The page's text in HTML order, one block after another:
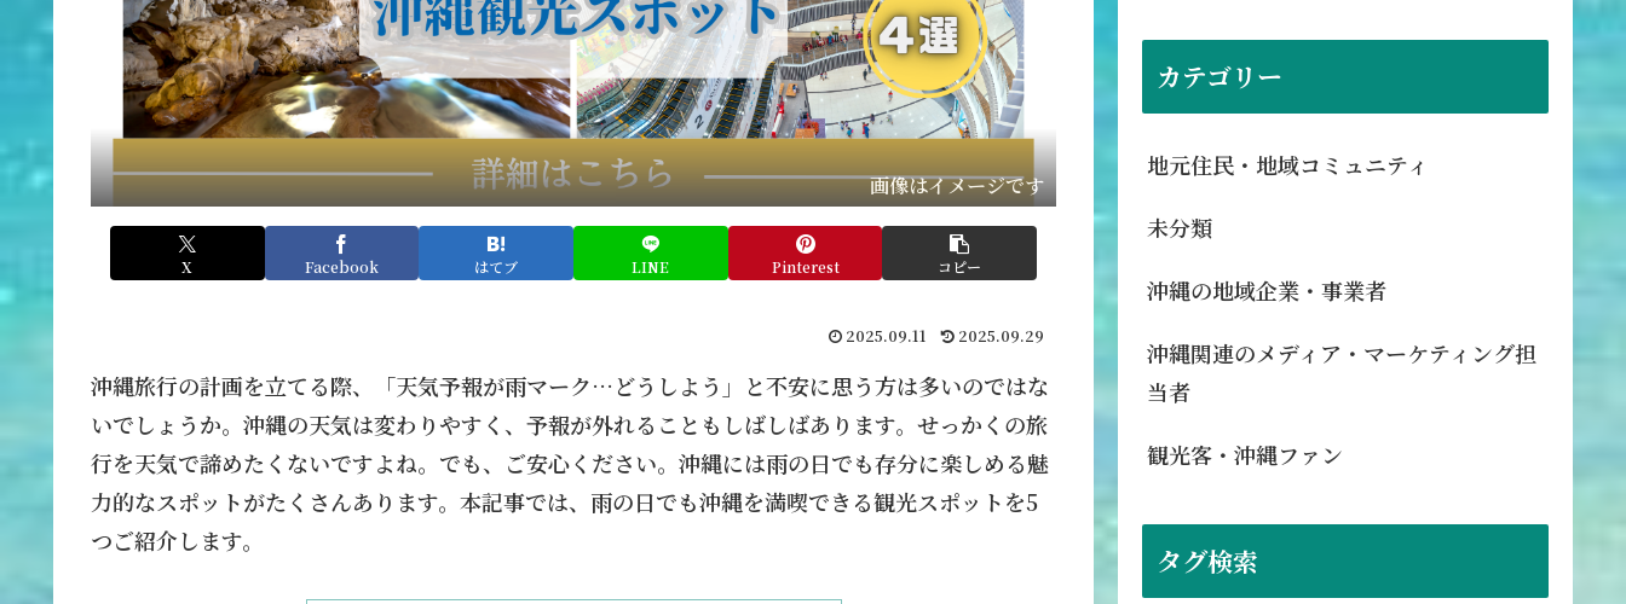
画像はイメージです
X Facebook はてブ LINE Pinterest コピー
2025.09.11 2025.09.29
沖縄旅行の計画を立てる際、「天気予報が雨マーク…どうしよう」と不安に思う方は多いのではな
いでしょうか。沖縄の天気は変わりやすく、予報が外れることもしばしばあります。せっかくの旅
行を天気で諦めたくないですよね。でも、ご安心ください。沖縄には雨の日でも存分に楽しめる魅
力的なスポットがたくさんあります。本記事では、雨の日でも沖縄を満喫できる観光スポットを5
つご紹介します。
カテゴリー
地元住民・地域コミュニティ
未分類
沖縄の地域企業・事業者
沖縄関連のメディア・マーケティング担
当者
観光客・沖縄ファン
タグ検索